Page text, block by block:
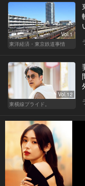
Vol.1
東洋経済・東京鉄道事情
Vol.12
東横線プライド。